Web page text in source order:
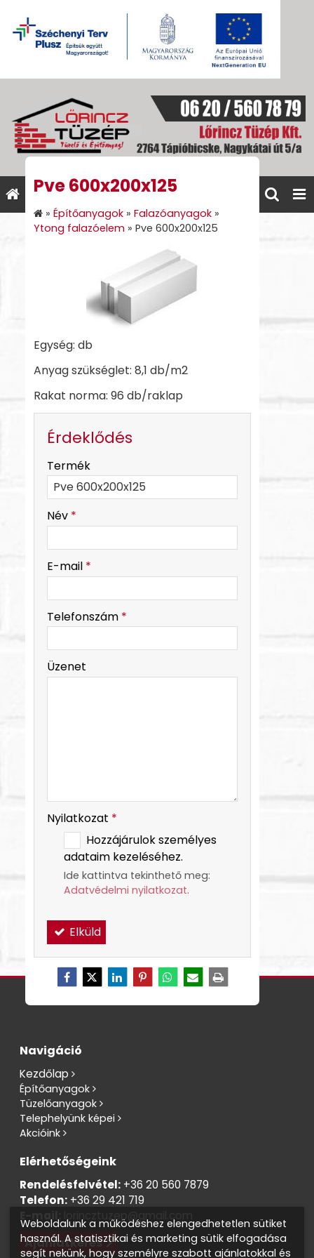
Pve 600x200x125
» Építőanyagok » Falazóanyagok »
Ytong falazóelem » Pve 600x200x125
Egység: db
Anyag szükséglet: 8,1 db/m2
Rakat norma: 96 db/raklap
Érdeklődés
-
Termék
Név *
E-mail *
Telefonszám *
Üzenet
Nyilatkozat *
Hozzájárulok személyes
adataim kezeléséhez.
Ide kattintva tekinthető meg:
Adatvédelmi nyilatkozat.
Elküld
Navigáció
Kezdőlap
Építőanyagok
Tüzelőanyagok
Telephelyünk képei
Akcióink
Elérhetőségeink
Rendelésfelvétel: +36 20 560 7879
Telefon: +36 29 421 719
E-mail: lorincztuzep@gmail.com
Ajánlatkérés
Weboldalunk a működéshez elengedhetetlen sütiket
használ. A statisztikai és marketing sütik elfogadása
segít nekünk, hogy személyre szabott ajánlatokkal és